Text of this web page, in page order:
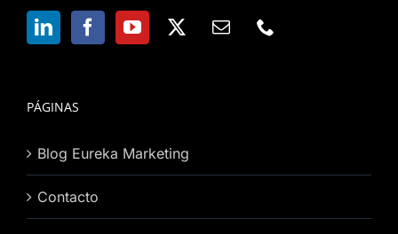
PÁGINAS
Blog Eureka Marketing
Contacto